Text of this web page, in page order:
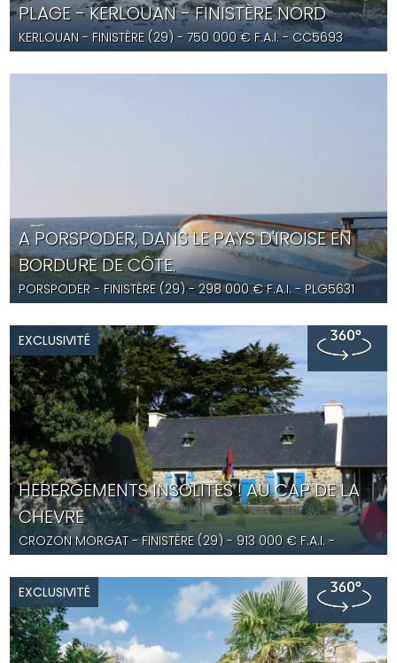
PLAGE - KERLOUAN - FINISTÈRE NORD
KERLOUAN - FINISTÈRE (29) -750 000 € F.A.I.- CC5693
A PORSPODER, DANS LE PAYS D'IROISE EN
BORDURE DE CÔTE.
PORSPODER - FINISTÈRE (29) -298 000€ F.A.I.- PLG5631
HEBERGEMENTS INSOLITES ! AU CAP DE LA
CHEVRE
CROZON MORGAT- FINISTÈRE (29) - 913 000 € F.A.I. -
PLG5630
EXCLUSIVITÉ
EXCLUSIVITÉ